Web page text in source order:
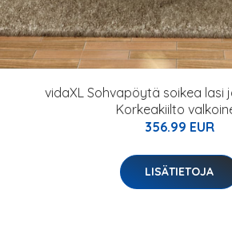
vidaXL Sohvapöytä soikea lasi
Korkeakiilto
356.99 EUR
LISÄTIETOJA